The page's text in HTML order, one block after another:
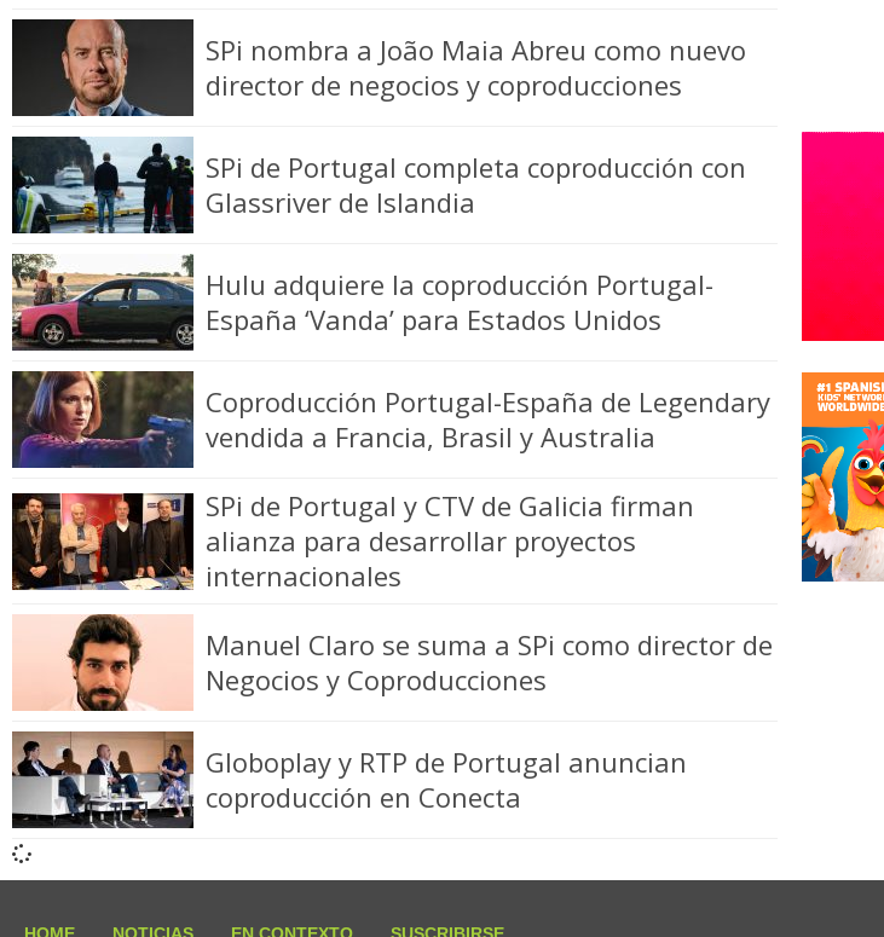
SPi nombra a João Maia Abreu como nuevo
director de negocios y coproducciones
SPi de Portugal completa coproducción con
Glassriver de Islandia
Hulu adquiere la coproducción Portugal-
España ‘Vanda’ para Estados Unidos
Coproducción Portugal-España de Legendary
vendida a Francia, Brasil y Australia
SPi de Portugal y CTV de Galicia firman
alianza para desarrollar proyectos
internacionales
Manuel Claro se suma a SPi como director de
Negocios y Coproducciones
Globoplay y RTP de Portugal anuncian
coproducción en Conecta